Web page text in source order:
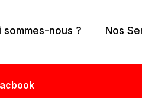
sommes-nous ? Nos